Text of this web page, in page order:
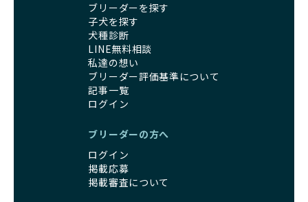
ブリーダーを探す
子犬を探す
犬種診断
LINE無料相談
私達の想い
ブリーダー評価基準について
記事一覧
ログイン
ブリーダーの方へ
ログイン
掲載応募
掲載審査について